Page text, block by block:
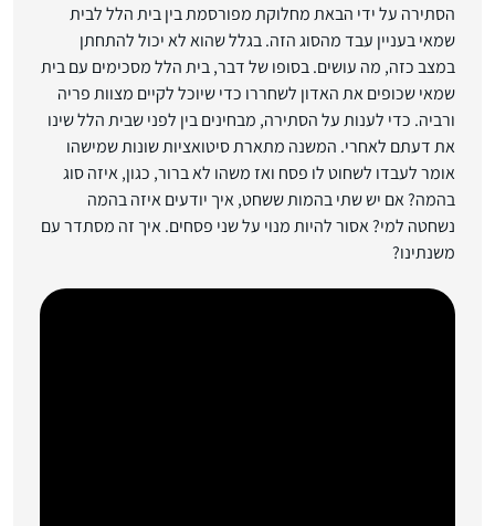
הסתירה על ידי הבאת מחלוקת מפורסמת בין בית הלל לבית
שמאי בעניין עבד מהסוג הזה. בגלל שהוא לא יכול להתחתן
במצב כזה, מה עושים. בסופו של דבר, בית הלל מסכימים עם בית
שמאי שכופים את האדון לשחררו כדי שיוכל לקיים מצוות פריה
ורביה. כדי לענות על הסתירה, מבחינים בין לפני שבית הלל שינו
את דעתם לאחרי. המשנה מתארת סיטואציות שונות שמישהו
אומר לעבדו לשחוט לו פסח ואז משהו לא ברור, כגון, איזה סוג
בהמה? אם יש שתי בהמות ששחט, איך יודעים איזה בהמה
נשחטה למי? אסור להיות מנוי על שני פסחים. איך זה מסתדר עם
משנתינו?